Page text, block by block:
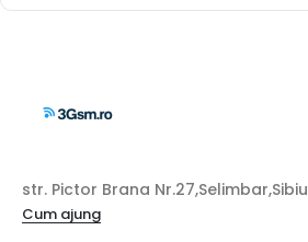
str. Pictor Brana Nr.27,Selimbar,Sibiu
Cum ajung